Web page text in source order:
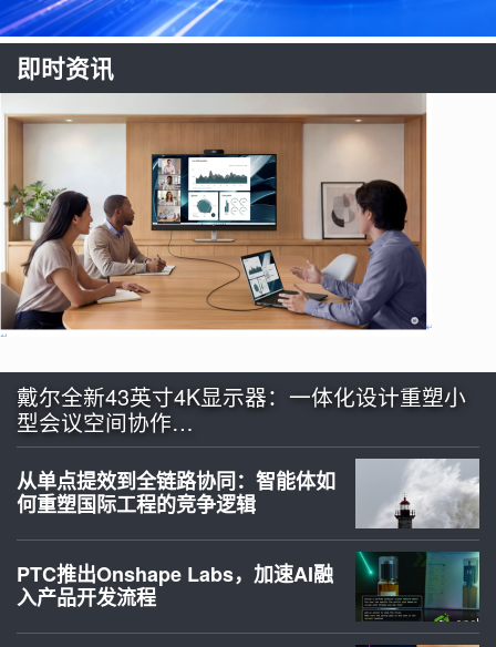
即时资讯
戴尔全新43英寸4K显示器：一体化设计重塑小
型会议空间协作…
从单点提效到全链路协同：智能体如
何重塑国际工程的竞争逻辑
PTC推出Onshape Labs，加速AI融
入产品开发流程